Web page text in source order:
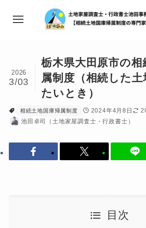
栃木県大田原市の相
属制度（相続した土
たいとき）
2026
3/03
相続土地国庫帰属制度 2024年4月8日
池田卓司（土地家屋調査士・行政書士）
目次